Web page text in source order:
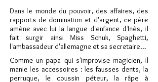
Dans le monde du pouvoir, des affaires, des
rapports de domination et d'argent, ce père
amène avec lui la langue d'enfance d'Inès, il
fait surgir ainsi Miss Scnuk, Spaghetti,
l'ambassadeur d'allemagne et sa secretaire...
Comme un papa qui s'improvise magicien, il
manie les accessoires : les fausses dents, la
perruque, le coussin péteur, la râpe à